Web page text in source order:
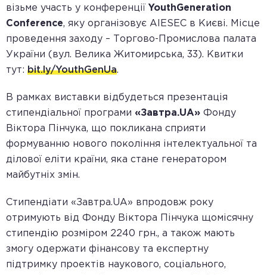
візьме участь у конференції YouthGeneration
Conference, яку організовує AIESEC в Києві. Місце
проведення заходу – Торгово-Промислова палата
України (вул. Велика Житомирська, 33). Квитки
тут: bit.ly/YouthGenUa.
В рамках виставки відбудеться презентація
стипендіальної програми «Завтра.UA» Фонду
Віктора Пінчука, що покликана сприяти
формуванню нового покоління інтелектуальної та
ділової еліти країни, яка стане генератором
майбутніх змін.
Стипендіати «Завтра.UA» впродовж року
отримують від Фонду Віктора Пінчука щомісячну
стипендію розміром 2240 грн., а також мають
змогу одержати фінансову та експертну
підтримку проектів наукового, соціального,